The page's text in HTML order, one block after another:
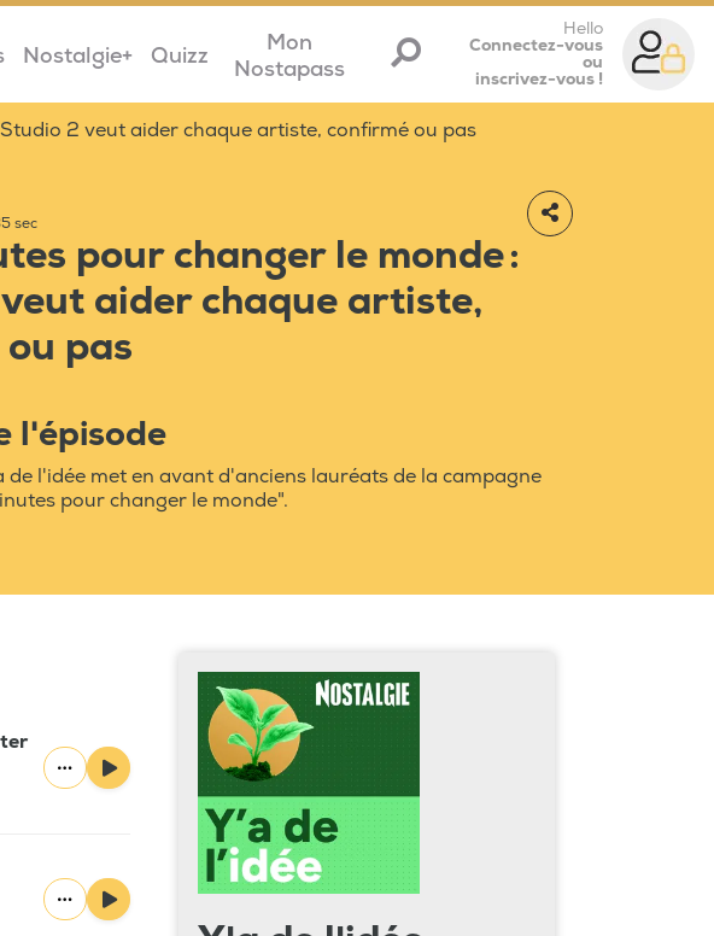
Nostalgie+ Quizz
Mon
Nostapass
Hello
Connectez-vous
ou
inscrivez-vous !
2 veut aider chaque artiste, confirmé ou pas
sec
pour changer le monde :
aider chaque artiste,
pas
l'épisode
de l'idée met en avant d'anciens lauréats de la campagne
pour changer le monde".